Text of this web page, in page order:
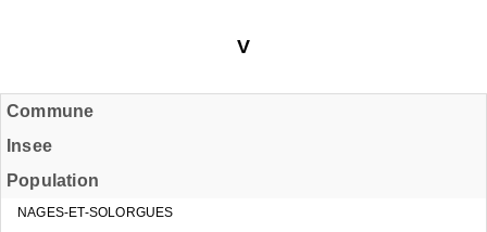
V
Commune
Insee
Population
NAGES-ET-SOLORGUES